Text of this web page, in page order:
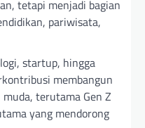
tetapi menjadi bagian
pariwisata,
startup, hingga
membangun
terutama Gen Z
yang mendorong